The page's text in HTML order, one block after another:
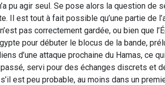
pu agir seul. Se pose alors la question de
Il est tout à fait possible qu’une partie de
pas correctement gardée, ou bien que
pour débuter le blocus de la bande,
d’une attaque prochaine du Hamas, ce
servi pour des échanges discrets et
est peu probable, au moins dans un